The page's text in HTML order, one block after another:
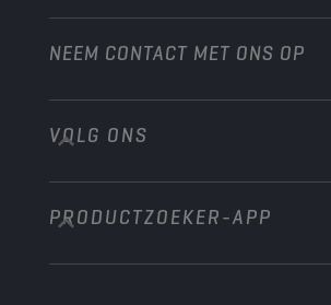
NEEM CONTACT MET ONS OP
info@championlubes.com
+32 3 870 00 20
Georges Gilliotstraat, 52 2620
VOLG ONS
PRODUCTZOEKER-APP